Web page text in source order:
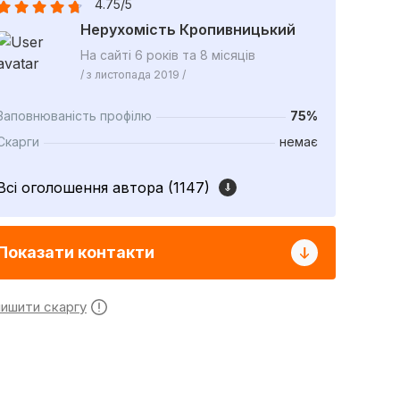
4.75/5
Нерухомість Кропивницький
На сайті 6 років та 8 місяців
/ з листопада 2019 /
профілю
75%
немає
оголошення автора (1147)
контакти
скаргу